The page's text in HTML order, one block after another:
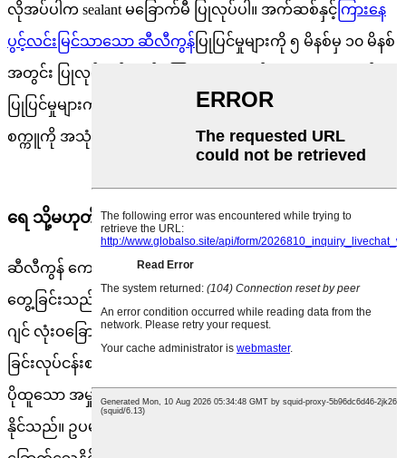
လိုအပ်ပါက sealant မခြောက်မီ ပြုလုပ်ပါ။ အက်ဆစ်နှင့် ကြားနေ
ပွင့်လင်းမြင်သာသော ဆီလီကွန် ပြုပြင်မှုများကို ၅ မိနစ်မှ ၁၀ မိနစ်
အတွင်း ပြုလုပ်သင့်သည်။ ကြားနေအရောင်အမျိုးမျိုးအတွက်၊
ပြုပြင်မှုများကို မိနစ် ၃၀ အတွင်း ပြီးအောင်လုပ်ပါ။ အရောင်ခွဲ
စက္ကူကို အသုံးပြုပါက အရေပြားမဖြစ်ပေါ်မီ ဖယ်ရှားပါ။
ရေ သို့မဟုတ် ဆေးနှင့် ထိတွေ့ရမည့်အချိန်
ဆီလီကွန် ကော်လာဂျင်ကို ရေ သို့မဟုတ် ဆေးနှင့် စောလွန်းစွာ ထိ
တွေ့ခြင်းသည် ကော်လာဂျင်ကို အားနည်းစေနိုင်သည်။ ကော်လာ
ဂျင် လုံးဝခြောက်သွေ့သွားသည်အထိ အမြဲစောင့်ပါ။ ခြောက်သွေ့
ခြင်းလုပ်ငန်းစဉ်သည် မျက်နှာပြင်အတွင်းဘက်မှ ဖြစ်ပေါ်လာပြီး
ပိုထူသော အမှုန်အမွှားများသည် ခြောက်သွေ့ရန် အချိန်ပိုကြာ
နိုင်သည်။ ဥပမာအားဖြင့်၊ ၃ မီလီမီတာ အမှုန်အမွှားများသည်